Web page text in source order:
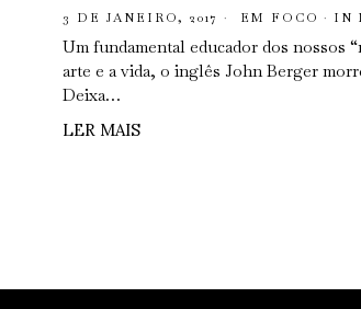
3 DE JANEIRO, 2017 EM FOCO · IN
Um fundamental educador dos nossos
arte e a vida, o inglês John Berger
Deixa…
LER MAIS